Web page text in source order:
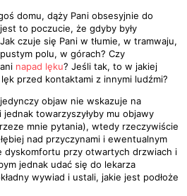
domu, dąży Pani obsesyjnie do
to poczucie, że gdyby były
czuje się Pani w tłumie, w tramwaju,
polu, w górach? Czy
napad lęku? Jeśli tak, to w jakiej
przed kontaktami z innymi ludźmi?
objaw nie wskazuje na
towarzyszyłyby mu objawy
mnie pytania), wtedy rzeczywiście
nad przyczynami i ewentualnym
dyskomfortu przy otwartych drzwiach i
jednak udać się do lekarza
wywiad i ustali, jakie jest podłoże